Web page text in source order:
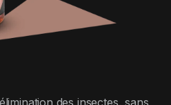
des insectes, sans